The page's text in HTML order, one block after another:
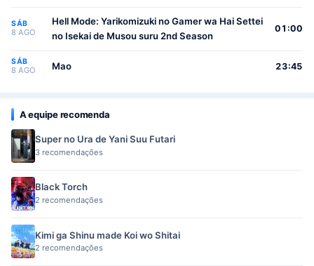
SÁB
8 AGO
Hell Mode: Yarikomizuki no Gamer wa Hai Settei
no Isekai de Musou suru 2nd Season
01:00
SÁB
8 AGO Mao 23:45
A equipe recomenda
Super no Ura de Yani Suu Futari
3 recomendações
Black Torch
2 recomendações
Kimi ga Shinu made Koi wo Shitai
2 recomendações